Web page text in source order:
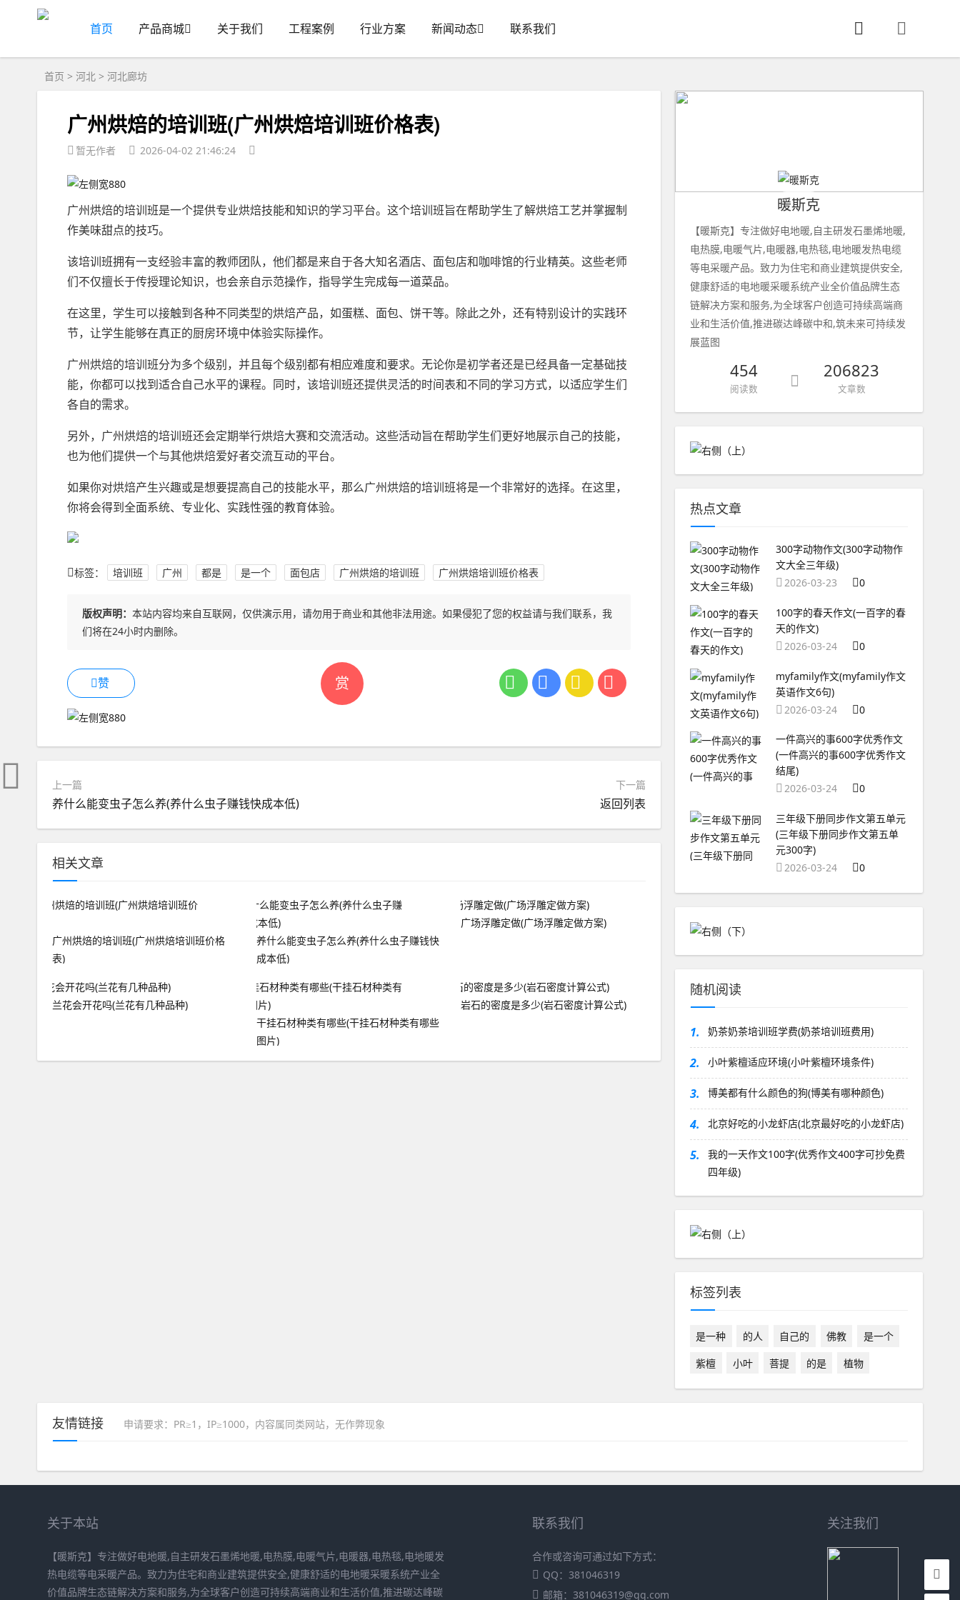
首页 产品商城 关于我们 工程案例 行业方案 新闻动态 联系我们
首页 > 河北 > 河北廊坊
广州烘焙的培训班(广州烘焙培训班价格表)
暂无作者 2026-04-02 21:46:24
广州烘焙的培训班是一个提供专业烘焙技能和知识的学习平台。这个培训班旨在帮助学生了解烘焙工艺并掌握制
作美味甜点的技巧。
该培训班拥有一支经验丰富的教师团队，他们都是来自于各大知名酒店、面包店和咖啡馆的行业精英。这些老师
们不仅擅长于传授理论知识，也会亲自示范操作，指导学生完成每一道菜品。
在这里，学生可以接触到各种不同类型的烘焙产品，如蛋糕、面包、饼干等。除此之外，还有特别设计的实践环
节，让学生能够在真正的厨房环境中体验实际操作。
广州烘焙的培训班分为多个级别，并且每个级别都有相应难度和要求。无论你是初学者还是已经具备一定基础技
能，你都可以找到适合自己水平的课程。同时，该培训班还提供灵活的时间表和不同的学习方式，以适应学生们
各自的需求。
另外，广州烘焙的培训班还会定期举行烘焙大赛和交流活动。这些活动旨在帮助学生们更好地展示自己的技能，
也为他们提供一个与其他烘焙爱好者交流互动的平台。
如果你对烘焙产生兴趣或是想要提高自己的技能水平，那么广州烘焙的培训班将是一个非常好的选择。在这里，
你将会得到全面系统、专业化、实践性强的教育体验。
标签： 培训班 广州 都是 是一个 面包店 广州烘焙的培训班 广州烘焙培训班价格表
赏
版权声明： 本站内容均来自互联网，仅供演示用，请勿用于商业和其他非法用途。如果侵犯了您的权益请与我们联系，我
们将在24小时内删除。
赞
上一篇
养什么能变虫子怎么养(养什么虫子赚钱快成本低)
下一篇
返回列表
相关文章
广州烘焙的培训班(广州烘焙培训班价格
表)
养什么能变虫子怎么养(养什么虫子赚钱快
成本低)
广场浮雕定做(广场浮雕定做方案)
兰花会开花吗(兰花有几种品种)
干挂石材种类有哪些(干挂石材种类有哪些
图片)
岩石的密度是多少(岩石密度计算公式)
暖斯克
【暖斯克】专注做好电地暖,自主研发石墨烯地暖,
电热膜,电暖气片,电暖器,电热毯,电地暖发热电缆
等电采暖产品。致力为住宅和商业建筑提供安全,
健康舒适的电地暖采暖系统产业全价值品牌生态
链解决方案和服务,为全球客户创造可持续高端商
业和生活价值,推进碳达峰碳中和,筑未来可持续发
展蓝图
454
阅读数
206823
文章数
热点文章
300字动物作文(300字动物作
文大全三年级)
2026-03-23
0
100字的春天作文(一百字的春
天的作文)
2026-03-24
0
myfamily作文(myfamily作文
英语作文6句)
2026-03-24
0
一件高兴的事600字优秀作文
(一件高兴的事600字优秀作文
结尾)
2026-03-24
0
三年级下册同步作文第五单元
(三年级下册同步作文第五单
元300字)
2026-03-24
0
随机阅读
1. 奶茶奶茶培训班学费(奶茶培训班费用)
2. 小叶紫檀适应环境(小叶紫檀环境条件)
3. 博美都有什么颜色的狗(博美有哪种颜色)
4. 北京好吃的小龙虾店(北京最好吃的小龙虾店)
5.
我的一天作文100字(优秀作文400字可抄免费
四年级)
标签列表
是一种 的人 自己的 佛教
是一个
紫檀
小叶 菩提 的是 植物
友情链接 申请要求：PR≥1，IP≥1000，内容属同类网站，无作弊现象
关于本站
【暖斯克】专注做好电地暖,自主研发石墨烯地暖,电热膜,电暖气片,电暖器,电热毯,电地暖发
热电缆等电采暖产品。致力为住宅和商业建筑提供安全,健康舒适的电地暖采暖系统产业全
价值品牌生态链解决方案和服务,为全球客户创造可持续高端商业和生活价值,推进碳达峰碳
联系我们
合作或咨询可通过如下方式：
QQ：381046319
邮箱：381046319@qq.com
关注我们